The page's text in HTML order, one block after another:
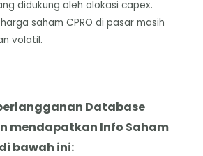
didukung oleh alokasi capex.
saham CPRO di pasar masih
volatil.
Database
mendapatkan Info Saham
bawah ini: